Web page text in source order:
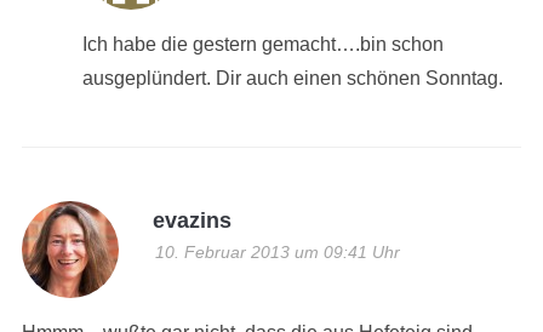
Ich habe die gestern gemacht….bin schon
ausgeplündert. Dir auch einen schönen Sonntag.
evazins
10. Februar 2013 um 09:41 Uhr